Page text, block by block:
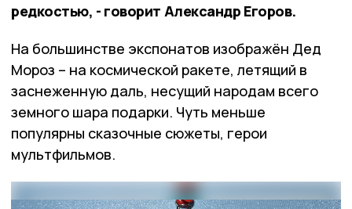
редкостью, - говорит Александр Егоров.
На большинстве экспонатов изображён Дед
Мороз – на космической ракете, летящий в
заснеженную даль, несущий народам всего
земного шара подарки. Чуть меньше
популярны сказочные сюжеты, герои
мультфильмов.